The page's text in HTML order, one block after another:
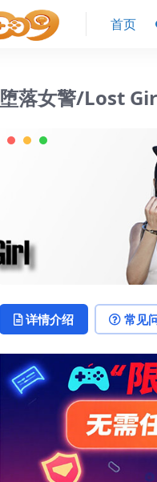
首页
堕落女警/Lost
详情介绍 常见